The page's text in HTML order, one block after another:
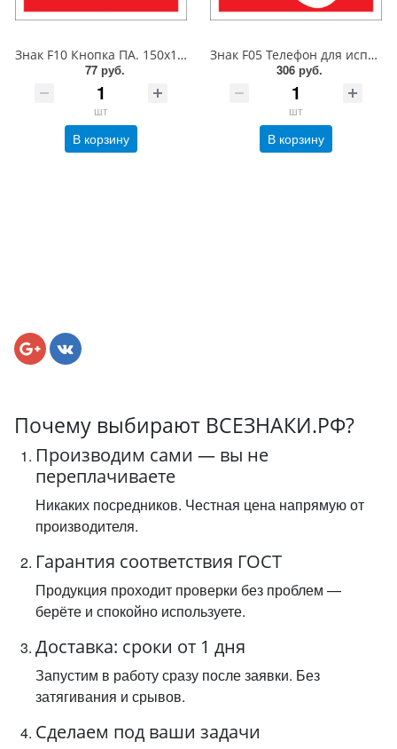
Знак F10 Кнопка ПА. 150x150 мм. металл 0.5 мм
77 руб.
шт
В корзину
Знак F05 Телефон для использования при пожаре. 300x300 мм. металл 0.5 мм
306 руб.
шт
В корзину
Почему выбирают ВСЕЗНАКИ.РФ?
Производим сами — вы не
переплачиваете
Никаких посредников. Честная цена напрямую от
производителя.
Гарантия соответствия ГОСТ
Продукция проходит проверки без проблем —
берёте и спокойно используете.
Доставка: сроки от 1 дня
Запустим в работу сразу после заявки. Без
затягивания и срывов.
Сделаем под ваши задачи